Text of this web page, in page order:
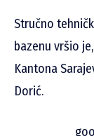
Stručno
bazenu vršio
Kantona
Dorić.